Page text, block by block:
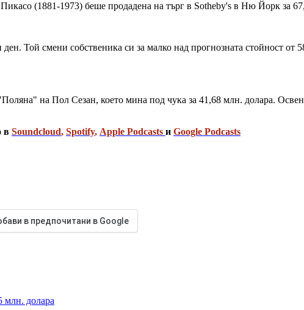
(1881-1973) беше продадена на търг в Sotheby's в Ню Йорк за
Той смени собственика си за малко над прогнозната стойност от
на Пол Сезан, което мина под чука за 41,68 млн. долара.
в Soundcloud, Spotify, Apple Podcasts и Google Podcasts
в предпочитани в Google
млн. долара